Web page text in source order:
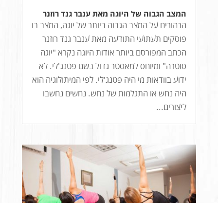
המצב הגבוה של היוגה מאת ענבר גנד רוזנר
הרהורים על המצב הגבוה ביותר של יוגה, המצב בו
פוסקים תעתועי התודעה מאת ענבר גנד רוזנר
הכתב המפורסם ביותר אודות היוגה נקרא "יוגה
סוטרה" ומיוחס למאסטר גדול בשם פטנג'לי. לא
ידוע בוודאות מי היה פטנג'לי. לפי המיתולוגיה הוא
היה נחש או התגלמות של נחש. נחשים נחשבו
ליצורים...